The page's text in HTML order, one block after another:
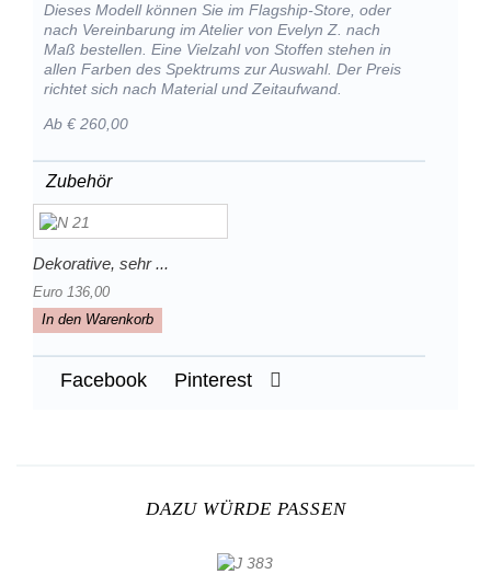
Dieses Modell können Sie im Flagship-Store, oder
nach Vereinbarung im Atelier von Evelyn Z. nach
Maß bestellen. Eine Vielzahl von Stoffen stehen in
allen Farben des Spektrums zur Auswahl. Der Preis
richtet sich nach Material und Zeitaufwand.
Ab € 260,00
Zubehör
Dekorative, sehr ...
Euro 136,00
In den Warenkorb
Facebook Pinterest
DAZU WÜRDE PASSEN